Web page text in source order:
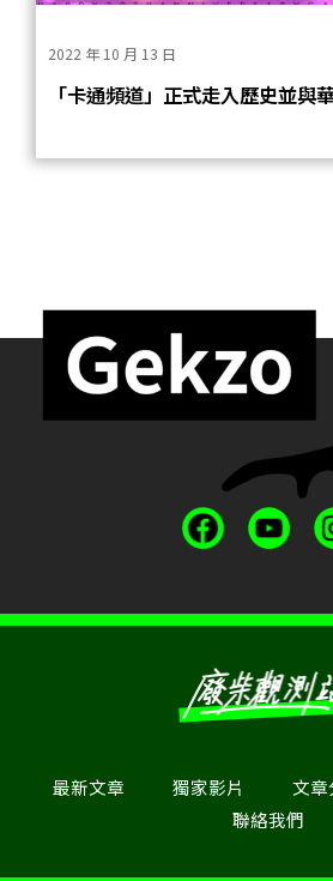
2022 年 10 月 13 日
「卡通頻道」正式走入歷史並與
最新文章 獨家影片 文章
聯絡我們